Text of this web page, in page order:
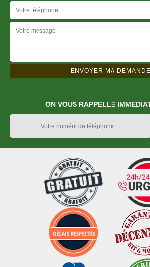
ON VOUS RAPPELLE